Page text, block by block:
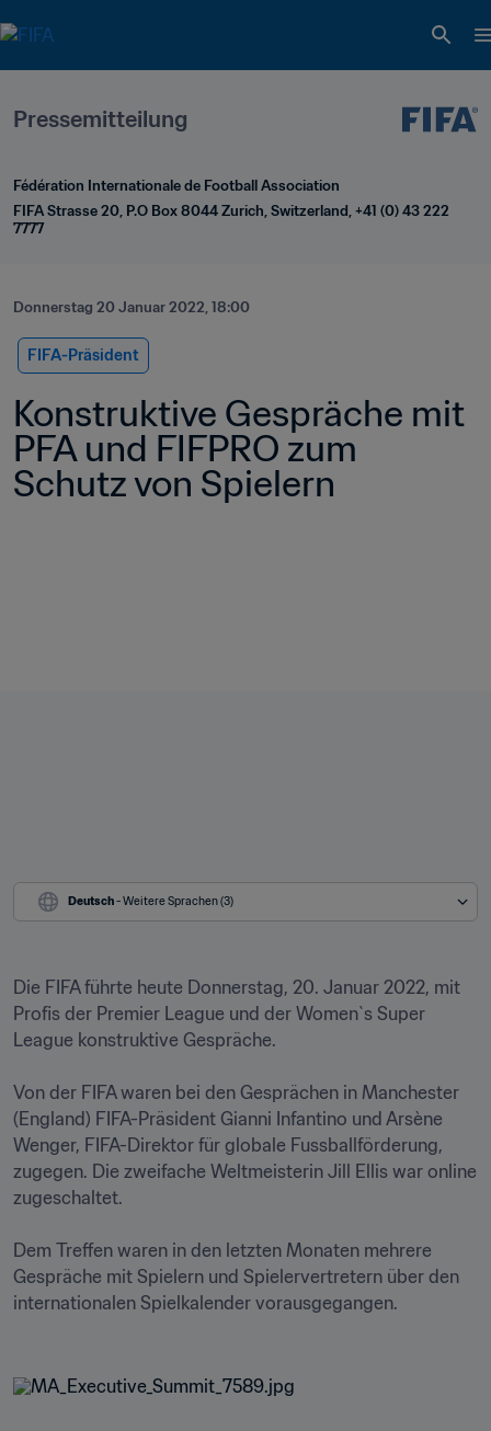
Pressemitteilung
Fédération Internationale de Football Association
FIFA Strasse 20, P.O Box 8044 Zurich, Switzerland, +41 (0) 43 222
7777
Donnerstag 20 Januar 2022, 18:00
FIFA-Präsident
Konstruktive Gespräche mit
PFA und FIFPRO zum
Schutz von Spielern
Deutsch - Weitere Sprachen (3)
Die FIFA führte heute Donnerstag, 20. Januar 2022, mit
Profis der Premier League und der Women`s Super
League konstruktive Gespräche.
Von der FIFA waren bei den Gesprächen in Manchester
(England) FIFA-Präsident Gianni Infantino und Arsène
Wenger, FIFA-Direktor für globale Fussballförderung,
zugegen. Die zweifache Weltmeisterin Jill Ellis war online
zugeschaltet.
Dem Treffen waren in den letzten Monaten mehrere
Gespräche mit Spielern und Spielervertretern über den
internationalen Spielkalender vorausgegangen.